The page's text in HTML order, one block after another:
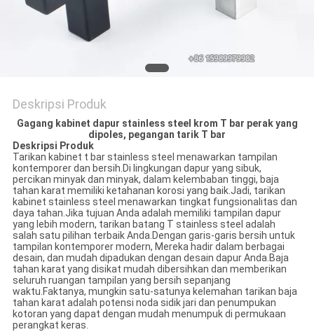
Deskripsi Produk
Gagang kabinet dapur stainless steel krom T bar perak yang
dipoles, pegangan tarik T bar
Deskripsi Produk
Tarikan kabinet t bar stainless steel menawarkan tampilan
kontemporer dan bersih.Di lingkungan dapur yang sibuk,
percikan minyak dan minyak, dalam kelembaban tinggi, baja
tahan karat memiliki ketahanan korosi yang baik.Jadi, tarikan
kabinet stainless steel menawarkan tingkat fungsionalitas dan
daya tahan.Jika tujuan Anda adalah memiliki tampilan dapur
yang lebih modern, tarikan batang T stainless steel adalah
salah satu pilihan terbaik Anda.Dengan garis-garis bersih untuk
tampilan kontemporer modern, Mereka hadir dalam berbagai
desain, dan mudah dipadukan dengan desain dapur Anda.Baja
tahan karat yang disikat mudah dibersihkan dan memberikan
seluruh ruangan tampilan yang bersih sepanjang
waktu.Faktanya, mungkin satu-satunya kelemahan tarikan baja
tahan karat adalah potensi noda sidik jari dan penumpukan
kotoran yang dapat dengan mudah menumpuk di permukaan
perangkat keras.